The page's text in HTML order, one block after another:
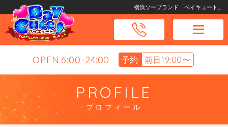
横浜ソープランド「ベイキュート」
OPEN.6:00-24:00 予約 前日19:00〜
PROFILE
プロフィール